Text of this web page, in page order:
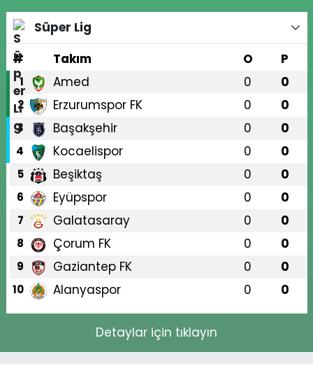
Süper Lig
#
Takım O P
1 Amed 0 0
2 Erzurumspor FK 0 0
3 Başakşehir 0 0
4 Kocaelispor 0 0
5 Beşiktaş 0 0
6 Eyüpspor 0 0
7 Galatasaray 0 0
8 Çorum FK 0 0
9 Gaziantep FK 0 0
10 Alanyaspor 0 0
Detaylar için tıklayın